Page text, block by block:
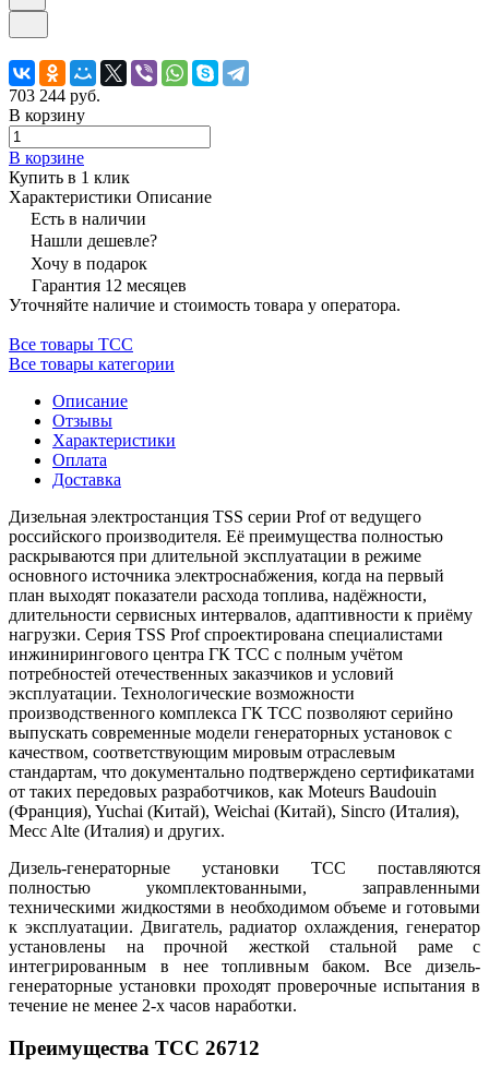
703 244 руб.
В корзину
В корзине
Купить в 1 клик
Характеристики Описание
Есть в наличии
Нашли дешевле?
Хочу в подарок
Гарантия 12 месяцев
Уточняйте наличие и стоимость товара у оператора.
Все товары ТСС
Все товары категории
Описание
Отзывы
Характеристики
Оплата
Доставка
Дизельная электростанция TSS серии Prof от ведущего
российского производителя. Eё преимущества полностью
раскрываются при длительной эксплуатации в режиме
основного источника электроснабжения, когда на первый
план выходят показатели расхода топлива, надёжности,
длительности сервисных интервалов, адаптивности к приёму
нагрузки. Серия TSS Prof спроектирована специалистами
инжинирингового центра ГК ТСС с полным учётом
потребностей отечественных заказчиков и условий
эксплуатации. Технологические возможности
производственного комплекса ГК ТСС позволяют серийно
выпускать современные модели генераторных установок с
качеством, соответствующим мировым отраслевым
стандартам, что документально подтверждено сертификатами
от таких передовых разработчиков, как Moteurs Baudouin
(Франция), Yuchai (Китай), Weichai (Китай), Sincro (Италия),
Mecc Alte (Италия) и других.
Дизель-генераторные установки ТСС поставляются
полностью укомплектованными, заправленными
техническими жидкостями в необходимом объеме и готовыми
к эксплуатации. Двигатель, радиатор охлаждения, генератор
установлены на прочной жесткой стальной раме с
интегрированным в нее топливным баком. Все дизель-
генераторные установки проходят проверочные испытания в
течение не менее 2-х часов наработки.
Преимущества ТСС 26712